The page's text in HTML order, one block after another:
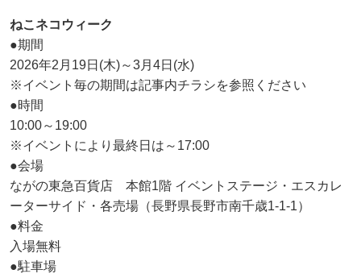
ねこネコウィーク
●期間
2026年2月19日(木)～3月4日(水)
※イベント毎の期間は記事内チラシを参照ください
●時間
10:00～19:00
※イベントにより最終日は～17:00
●会場
ながの東急百貨店 本館1階 イベントステージ・エスカレ
ーターサイド・各売場（長野県長野市南千歳1-1-1）
●料金
入場無料
●駐車場